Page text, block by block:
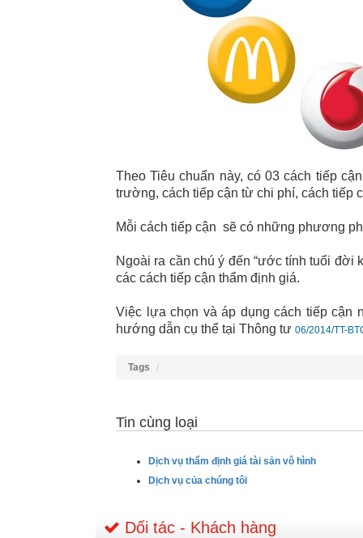
Theo Tiêu chuẩn này, có 03 cách tiếp
trường, cách tiếp cận từ chi phí, cách tiếp
Mỗi cách tiếp cận sẽ có những phương
Ngoài ra cần chú ý đến “ước tính tuổi đời
các cách tiếp cận thẩm định giá.
Việc lựa chọn và áp dụng cách tiếp cận
hướng dẫn cụ thể tại Thông tư 06/2014/TT-
Tags
Tin cùng loại
Dịch vụ thẩm định giá tài sản vô hình
Dịch vụ của chúng tôi
Dối tác - Khách hàng